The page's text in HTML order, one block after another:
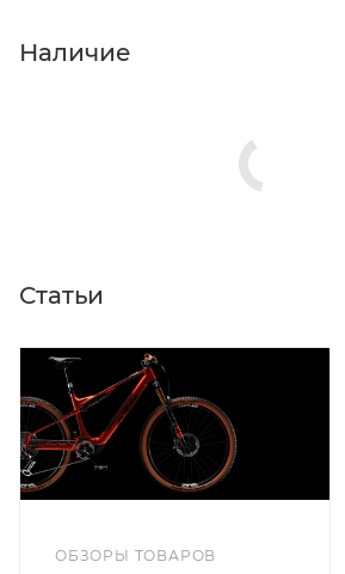
Нажмите кнопку «Оформить заказ».
Наличие
Статьи
ОБЗОРЫ ТОВАРОВ